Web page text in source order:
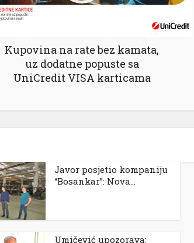
Kupovina na rate bez kamata,
uz dodatne popuste sa
UniCredit VISA karticama
Javor posjetio kompaniju
“Bosankar”: Nova...
Umičević upozorava: